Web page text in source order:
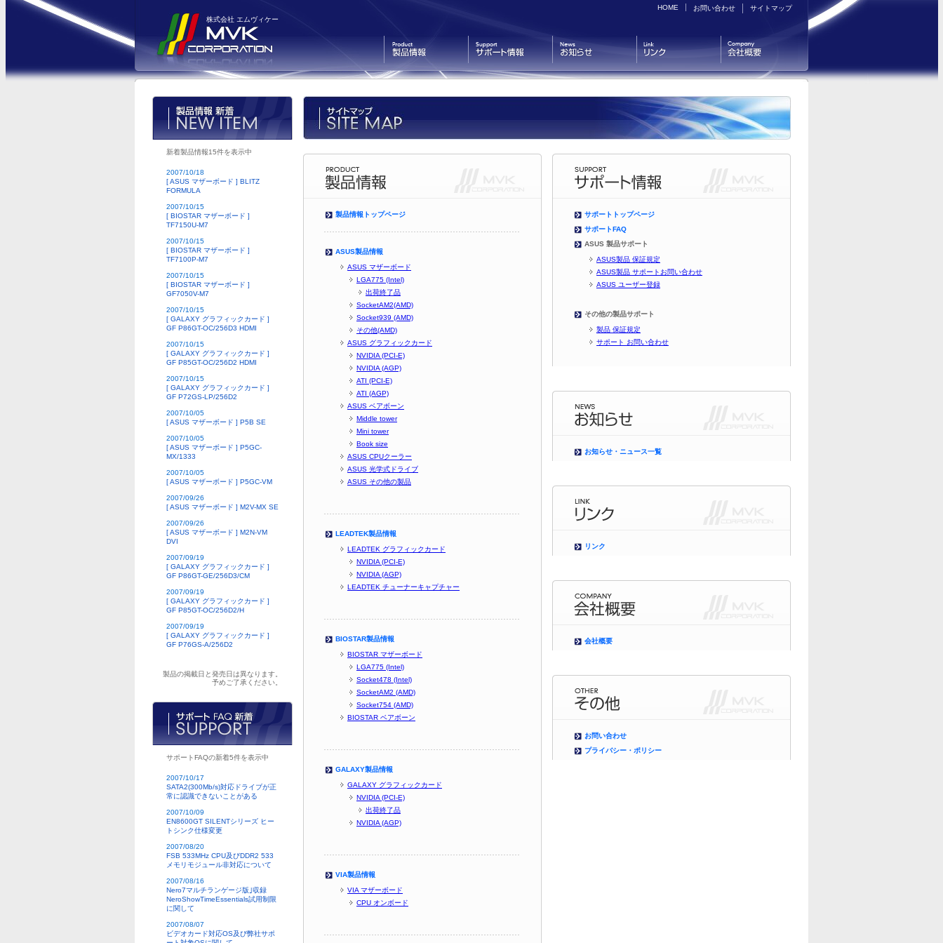
株式会社 エムヴィケー
HOME お問い合わせ サイトマップ
製品情報トップページ
ASUS製品情報
ASUS マザーボード
LGA775 (Intel)
出荷終了品
SocketAM2(AMD)
Socket939 (AMD)
その他(AMD)
ASUS グラフィックカード
NVIDIA (PCI-E)
NVIDIA (AGP)
ATI (PCI-E)
ATI (AGP)
ASUS ベアボーン
Middle tower
Mini tower
Book size
ASUS CPUクーラー
ASUS 光学式ドライブ
ASUS その他の製品
LEADTEK製品情報
LEADTEK グラフィックカード
NVIDIA (PCI-E)
NVIDIA (AGP)
LEADTEK チューナーキャプチャー
BIOSTAR製品情報
BIOSTAR マザーボード
LGA775 (Intel)
Socket478 (Intel)
SocketAM2 (AMD)
Socket754 (AMD)
BIOSTAR ベアボーン
GALAXY製品情報
GALAXY グラフィックカード
NVIDIA (PCI-E)
出荷終了品
NVIDIA (AGP)
VIA製品情報
VIA マザーボード
CPU オンボード
サポートトップページ
サポートFAQ
ASUS 製品サポート
ASUS製品 保証規定
ASUS製品 サポートお問い合わせ
ASUS ユーザー登録
その他の製品サポート
製品 保証規定
サポート お問い合わせ
お知らせ・ニュース一覧
リンク
会社概要
お問い合わせ
プライバシー・ポリシー
新着製品情報15件を表示中
2007/10/18
[ ASUS マザーボード ] BLITZ
FORMULA
2007/10/15
[ BIOSTAR マザーボード ]
TF7150U-M7
2007/10/15
[ BIOSTAR マザーボード ]
TF7100P-M7
2007/10/15
[ BIOSTAR マザーボード ]
GF7050V-M7
2007/10/15
[ GALAXY グラフィックカード ]
GF P86GT-OC/256D3 HDMI
2007/10/15
[ GALAXY グラフィックカード ]
GF P85GT-OC/256D2 HDMI
2007/10/15
[ GALAXY グラフィックカード ]
GF P72GS-LP/256D2
2007/10/05
[ ASUS マザーボード ] P5B SE
2007/10/05
[ ASUS マザーボード ] P5GC-
MX/1333
2007/10/05
[ ASUS マザーボード ] P5GC-VM
2007/09/26
[ ASUS マザーボード ] M2V-MX SE
2007/09/26
[ ASUS マザーボード ] M2N-VM
DVI
2007/09/19
[ GALAXY グラフィックカード ]
GF P86GT-GE/256D3/CM
2007/09/19
[ GALAXY グラフィックカード ]
GF P85GT-OC/256D2/H
2007/09/19
[ GALAXY グラフィックカード ]
GF P76GS-A/256D2
製品の掲載日と発売日は異なります。
予めご了承ください。
サポートFAQの新着5件を表示中
2007/10/17
SATA2(300Mb/s)対応ドライブが正
常に認識できないことがある
2007/10/09
EN8600GT SILENTシリーズ ヒー
トシンク仕様変更
2007/08/20
FSB 533MHz CPU及びDDR2 533
メモリモジュール非対応について
2007/08/16
Nero7マルチランゲージ版｣収録
NeroShowTimeEssentials試用制限
に関して
2007/08/07
ビデオカード対応OS及び弊社サポ